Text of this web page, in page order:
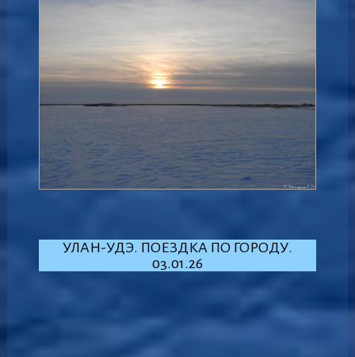
УЛАН-УДЭ. ПОЕЗДКА ПО ГОРОДУ.
03.01.26